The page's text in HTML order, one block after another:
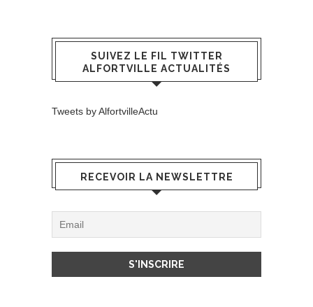
SUIVEZ LE FIL TWITTER
ALFORTVILLE ACTUALITÉS
Tweets by AlfortvilleActu
RECEVOIR LA NEWSLETTRE